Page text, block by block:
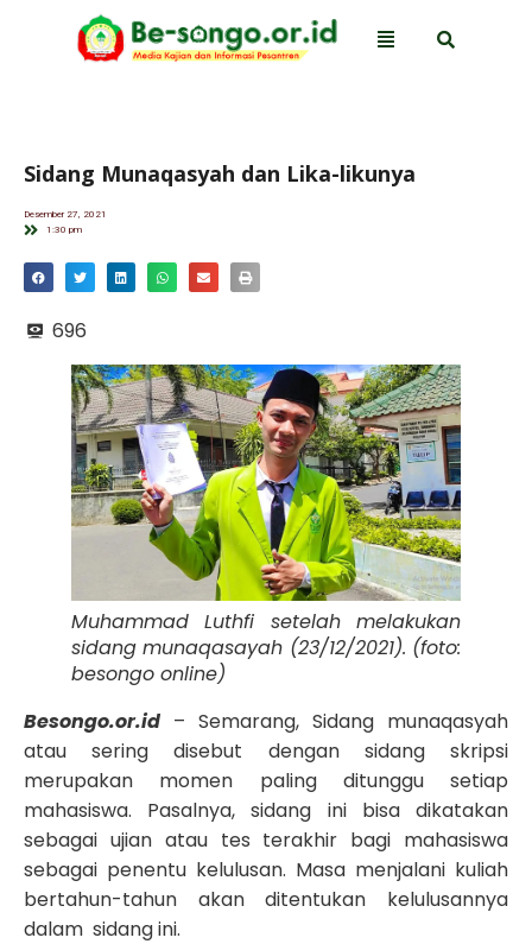
Sidang Munaqasyah dan Lika-likunya
Desember 27, 2021
1:30 pm
696
Muhammad Luthfi setelah melakukan
sidang munaqasayah (23/12/2021). (foto:
besongo online)
Besongo.or.id – Semarang, Sidang munaqasyah
atau sering disebut dengan sidang skripsi
merupakan momen paling ditunggu setiap
mahasiswa. Pasalnya, sidang ini bisa dikatakan
sebagai ujian atau tes terakhir bagi mahasiswa
sebagai penentu kelulusan. Masa menjalani kuliah
bertahun-tahun akan ditentukan kelulusannya
dalam sidang ini.